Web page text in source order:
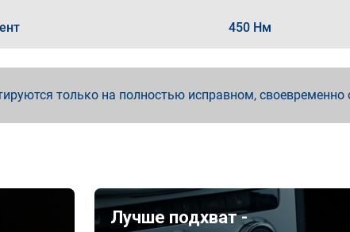
450 Нм
только на полностью исправном,
Лучше подхват -